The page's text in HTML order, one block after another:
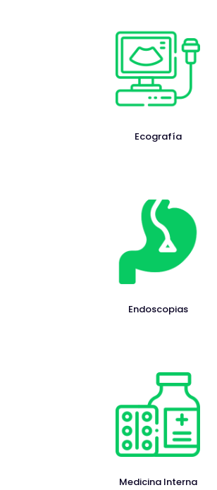
Ecografía
Endoscopias
Medicina Interna